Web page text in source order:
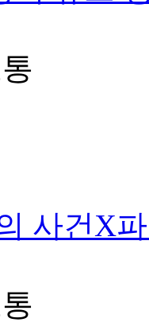
사건X